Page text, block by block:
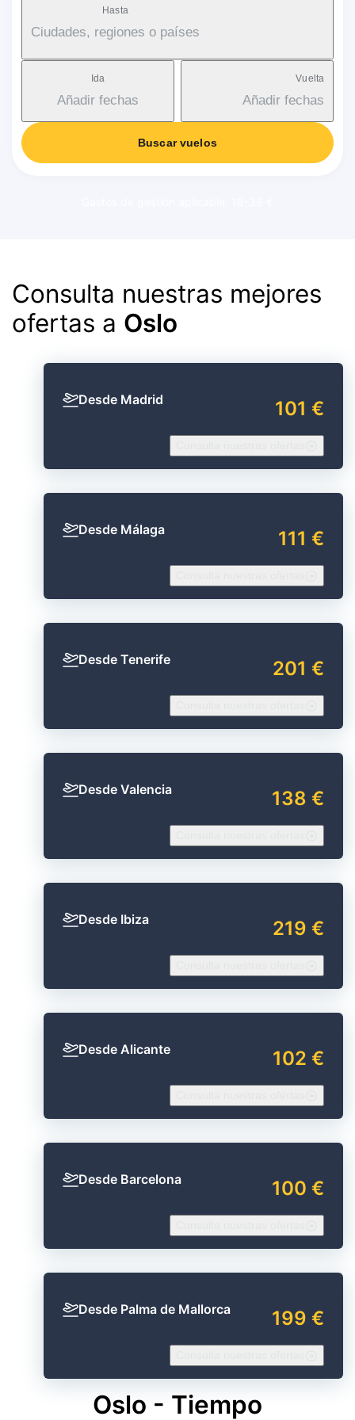
Hasta
Ciudades, regiones o países
Ida
Añadir fechas
Vuelta
Añadir fechas
Buscar vuelos
Consulta nuestras mejores
ofertas a Oslo
Desde Madrid 101 €
Desde Málaga 111 €
Desde Tenerife 201 €
Desde Valencia 138 €
Desde Ibiza 219 €
Desde Alicante 102 €
Desde Barcelona 100 €
Desde Palma de Mallorca 199 €
Oslo - Tiempo